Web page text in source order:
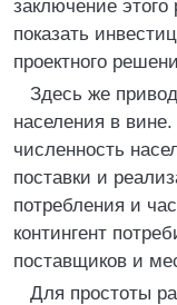
заключение
показать
проектного
Здесь же
населения в
численность
поставки и
потребления и
контингент
поставщиков и
Для простоты